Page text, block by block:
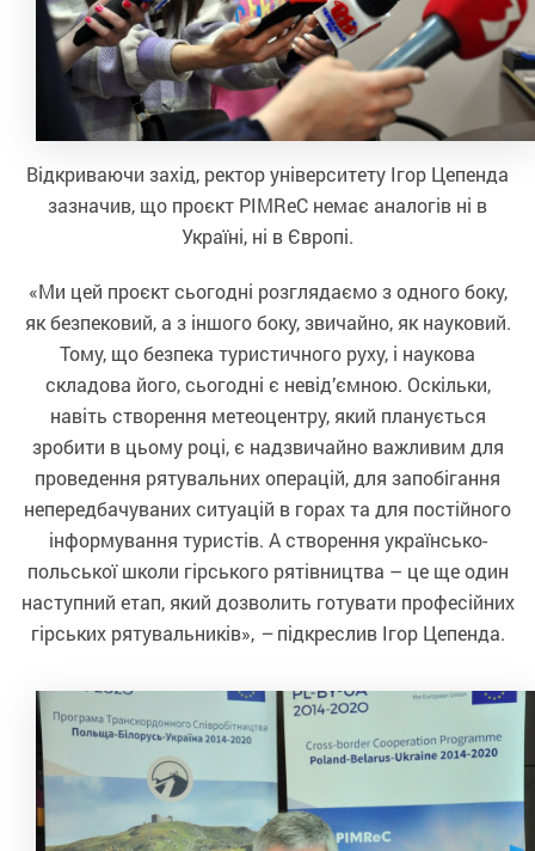
Відкриваючи захід, ректор університету Ігор Цепенда
зазначив, що проєкт PIMReC немає аналогів ні в
Україні, ні в Європі.
«Ми цей проєкт сьогодні розглядаємо з одного боку,
як безпековий, а з іншого боку, звичайно, як науковий.
Тому, що безпека туристичного руху, і наукова
складова його, сьогодні є невід’ємною. Оскільки,
навіть створення метеоцентру, який планується
зробити в цьому році, є надзвичайно важливим для
проведення рятувальних операцій, для запобігання
непередбачуваних ситуацій в горах та для постійного
інформування туристів. А створення українсько-
польської школи гірського рятівництва – це ще один
наступний етап, який дозволить готувати професійних
гірських рятувальників»,–підкреслив Ігор Цепенда.